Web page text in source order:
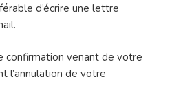
d’écrire une lettre
confirmation venant de votre
l’annulation de votre